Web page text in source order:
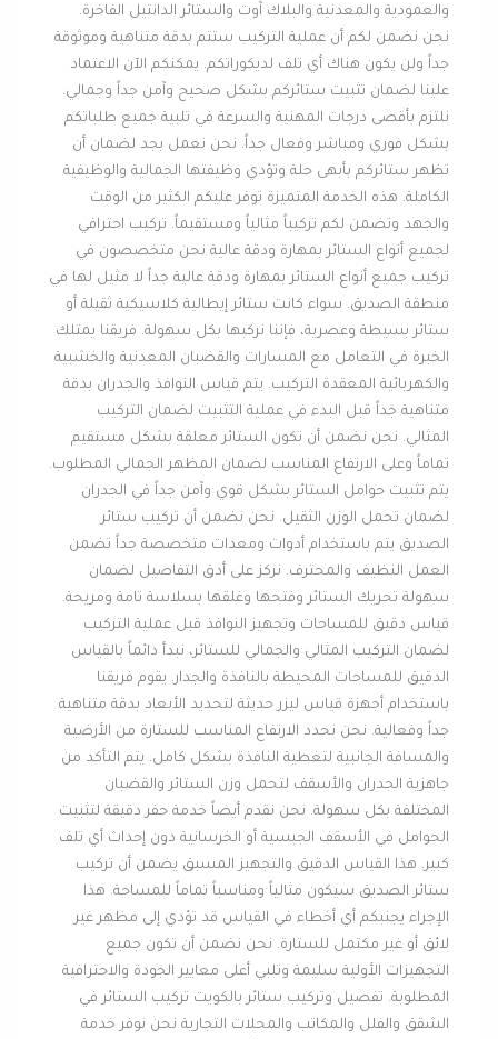
والعمودية والمعدنية والبلاك آوت والستائر الدانتيل الفاخرة.
نحن نضمن لكم أن عملية التركيب ستتم بدقة متناهية وموثوقة
جداً ولن يكون هناك أي تلف لديكوراتكم. يمكنكم الآن الاعتماد
علينا لضمان تثبيت ستائركم بشكل صحيح وآمن جداً وجمالي.
نلتزم بأقصى درجات المهنية والسرعة في تلبية جميع طلباتكم
بشكل فوري ومباشر وفعال جداً. نحن نعمل بجد لضمان أن
تظهر ستائركم بأبهى حلة وتؤدي وظيفتها الجمالية والوظيفية
الكاملة. هذه الخدمة المتميزة توفر عليكم الكثير من الوقت
والجهد وتضمن لكم تركيباً مثالياً ومستقيماً. تركيب احترافي
لجميع أنواع الستائر بمهارة ودقة عالية نحن متخصصون في
تركيب جميع أنواع الستائر بمهارة ودقة عالية جداً لا مثيل لها في
منطقة الصديق. سواء كانت ستائر إيطالية كلاسيكية ثقيلة أو
ستائر بسيطة وعصرية، فإننا نركبها بكل سهولة. فريقنا يمتلك
الخبرة في التعامل مع المسارات والقضبان المعدنية والخشبية
والكهربائية المعقدة التركيب. يتم قياس النوافذ والجدران بدقة
متناهية جداً قبل البدء في عملية التثبيت لضمان التركيب
المثالي. نحن نضمن أن تكون الستائر معلقة بشكل مستقيم
تماماً وعلى الارتفاع المناسب لضمان المظهر الجمالي المطلوب.
يتم تثبيت حوامل الستائر بشكل قوي وآمن جداً في الجدران
لضمان تحمل الوزن الثقيل. نحن نضمن أن تركيب ستائر
الصديق يتم باستخدام أدوات ومعدات متخصصة جداً تضمن
العمل النظيف والمحترف. نركز على أدق التفاصيل لضمان
سهولة تحريك الستائر وفتحها وغلقها بسلاسة تامة ومريحة.
قياس دقيق للمساحات وتجهيز النوافذ قبل عملية التركيب
لضمان التركيب المثالي والجمالي للستائر، نبدأ دائماً بالقياس
الدقيق للمساحات المحيطة بالنافذة والجدار. يقوم فريقنا
باستخدام أجهزة قياس ليزر حديثة لتحديد الأبعاد بدقة متناهية
جداً وفعالية. نحن نحدد الارتفاع المناسب للستارة من الأرضية
والمسافة الجانبية لتغطية النافذة بشكل كامل. يتم التأكد من
جاهزية الجدران والأسقف لتحمل وزن الستائر والقضبان
المختلفة بكل سهولة. نحن نقدم أيضاً خدمة حفر دقيقة لتثبيت
الحوامل في الأسقف الجبسية أو الخرسانية دون إحداث أي تلف
كبير. هذا القياس الدقيق والتجهيز المسبق يضمن أن تركيب
ستائر الصديق سيكون مثالياً ومناسباً تماماً للمساحة. هذا
الإجراء يجنبكم أي أخطاء في القياس قد تؤدي إلى مظهر غير
لائق أو غير مكتمل للستارة. نحن نضمن أن تكون جميع
التجهيزات الأولية سليمة وتلبي أعلى معايير الجودة والاحترافية
المطلوبة. تفصيل وتركيب ستائر بالكويت تركيب الستائر في
الشقق والفلل والمكاتب والمحلات التجارية نحن نوفر خدمة